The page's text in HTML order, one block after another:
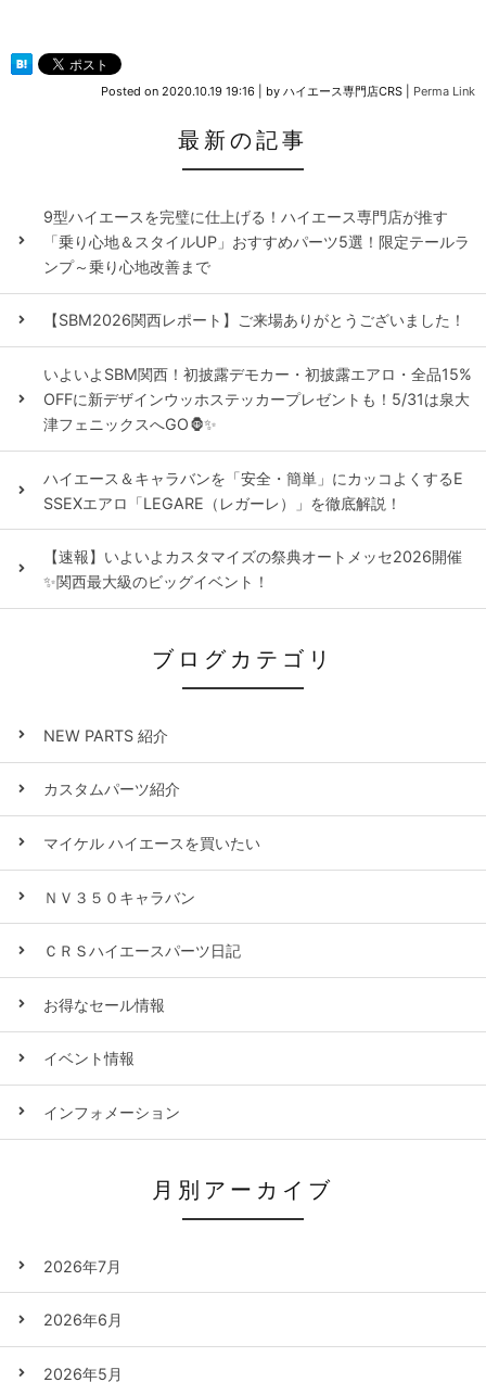
Posted on 2020.10.19 19:16 by ハイエース専門店CRS Perma Link
最新の記事
9型ハイエースを完璧に仕上げる！ハイエース専門店が推す
「乗り心地＆スタイルUP」おすすめパーツ5選！限定テールラ
ンプ～乗り心地改善まで
【SBM2026関西レポート】ご来場ありがとうございました！
いよいよSBM関西！初披露デモカー・初披露エアロ・全品15%
OFFに新デザインウッホステッカープレゼントも！5/31は泉大
津フェニックスへGO🦍✨
ハイエース＆キャラバンを「安全・簡単」にカッコよくするE
SSEXエアロ「LEGARE（レガーレ）」を徹底解説！
【速報】いよいよカスタマイズの祭典オートメッセ2026開催
✨関西最大級のビッグイベント！
ブログカテゴリ
NEW PARTS 紹介
カスタムパーツ紹介
マイケル ハイエースを買いたい
ＮＶ３５０キャラバン
ＣＲＳハイエースパーツ日記
お得なセール情報
イベント情報
インフォメーション
月別アーカイブ
2026年7月
2026年6月
2026年5月